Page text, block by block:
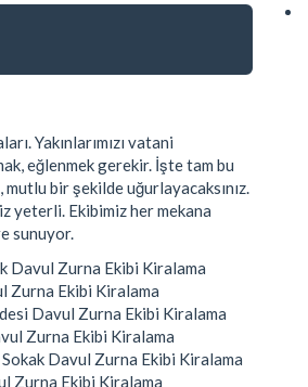
Yakınlarımızı vatani
eğlenmek gerekir. İşte tam bu
bir şekilde uğurlayacaksınız.
yeterli. Ekibimiz her mekana
sunuyor.
Davul Zurna Ekibi Kiralama
Zurna Ekibi Kiralama
Davul Zurna Ekibi Kiralama
Zurna Ekibi Kiralama
Sokak Davul Zurna Ekibi Kiralama
Zurna Ekibi Kiralama